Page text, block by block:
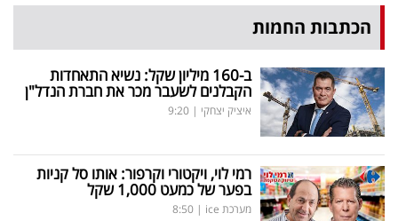
הכתבות החמות
ב-160 מיליון שקל: נשיא התאחדות
הקבלנים לשעבר מכר את חברת הנדל"ן
איציק יצחקי |
9:20
רמי לוי, ויקטורי וקרפור: אותו סל קניות
בפער של כמעט 1,000 שקל
מערכת ice |
8:50